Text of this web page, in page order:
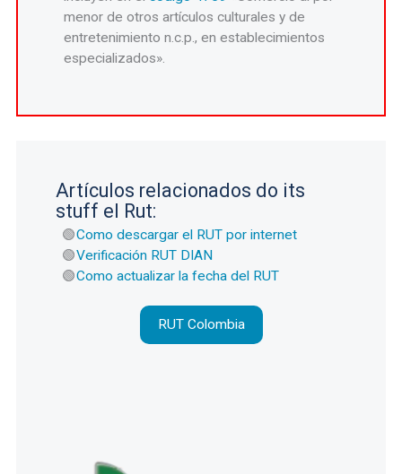
menor de otros artículos culturales y de
entretenimiento n.c.p., en establecimientos
especializados».
Artículos relacionados do its
stuff el Rut:
Como descargar el RUT por internet
Verificación RUT DIAN
Como actualizar la fecha del RUT
RUT Colombia